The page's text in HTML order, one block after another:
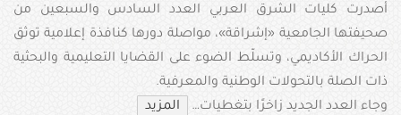
أصدرت كليات الشرق العربي العدد السادس والسبعين من
صحيفتها الجامعية «إشراقة»، مواصلة دورها كنافذة إعلامية توثق
الحراك الأكاديمي، وتسلّط الضوء على القضايا التعليمية والبحثية
ذات الصلة بالتحولات الوطنية والمعرفية.
وجاء العدد الجديد زاخرًا بتغطيات…
المزيد